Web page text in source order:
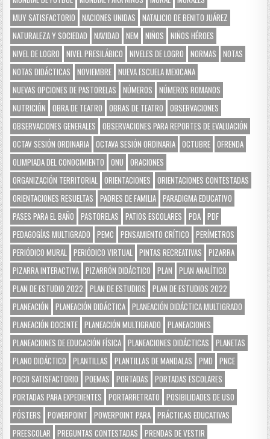
MUY SATISFACTORIO
NACIONES UNIDAS
NATALICIO DE BENITO JUÁREZ
NATURALEZA Y SOCIEDAD
NAVIDAD NEM NIÑOS
NIÑOS HÉROES
NIVEL DE LOGRO
NIVEL PRESILÁBICO NIVELES DE LOGRO NORMAS
NOTAS
NOTAS DIDÁCTICAS
NOVIEMBRE NUEVA ESCUELA MEXICANA
NUEVAS OPCIONES DE PASTORELAS
NÚMEROS
NÚMEROS ROMANOS
NUTRICIÓN
OBRA DE TEATRO OBRAS DE TEATRO
OBSERVACIONES
OBSERVACIONES GENERALES
OBSERVACIONES PARA REPORTES DE EVALUACIÓN
OCTAV SESIÓN ORDINARIA OCTAVA SESIÓN ORDINARIA OCTUBRE OFRENDA
OLIMPIADA DEL CONOCIMIENTO
ONU
ORACIONES
ORGANIZACIÓN TERRITORIAL ORIENTACIONES
ORIENTACIONES CONTESTADAS
ORIENTACIONES RESUELTAS
PADRES DE FAMILIA PARADIGMA EDUCATIVO
PASES PARA EL BAÑO
PASTORELAS PATIOS ESCOLARES PDA PDF
PEDAGOGÍAS MULTIGRADO
PEMC PENSAMIENTO CRÍTICO
PERÍMETROS
PERIÓDICO MURAL PERIÓDICO VIRTUAL PINTAS RECREATIVAS
PIZARRA
PIZARRA INTERACTIVA PIZARRÓN DIDÁCTICO PLAN
PLAN ANALÍTICO
PLAN DE ESTUDIO 2022
PLAN DE ESTUDIOS
PLAN DE ESTUDIOS 2022
PLANEACIÓN
PLANEACIÓN DIDÁCTICA PLANEACIÓN DIDÁCTICA MULTIGRADO
PLANEACIÓN DOCENTE PLANEACIÓN MULTIGRADO
PLANEACIONES
PLANEACIONES DE EDUCACIÓN FÍSICA PLANEACIONES DIDÁCTICAS
PLANETAS
PLANO DIDÁCTICO
PLANTILLAS PLANTILLAS DE MANDALAS PMD
PNCE
POCO SATISFACTORIO
POEMAS PORTADAS
PORTADAS ESCOLARES
PORTADAS PARA EXPEDIENTES
PORTARRETRATO
POSIBILIDADES DE USO
PÓSTERS
POWERPOINT POWERPOINT PARA PRÁCTICAS EDUCATIVAS
PREESCOLAR
PREGUNTAS CONTESTADAS PRENDAS DE VESTIR